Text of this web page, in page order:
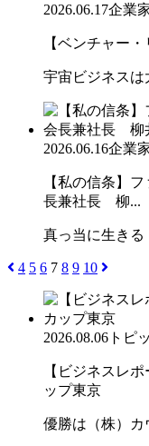
2026.06.17企業
【ベンチャー
宇宙ビジネスは
2026.06.16企業
【私の信条】
長兼社長 柳...
真っ当に生きる
4 5 6 7 8 9 10
2026.08.06 トピ
【ビジネスレ
ップ東京
優勝は（株）カ